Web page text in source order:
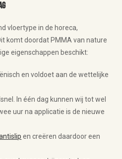
vloertype in de horeca,
komt doordat PMMA van nature
eigenschappen beschikt:
en voldoet aan de wettelijke
In één dag kunnen wij tot wel
uur na applicatie is de nieuwe
en creëren daardoor een